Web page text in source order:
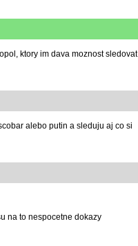
ktory im dava moznost sledovat
alebo putin a sleduju aj co si
na to nespocetne dokazy